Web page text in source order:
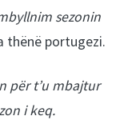
sezonin
thënë portugezi.
për t’u mbajtur
i keq.